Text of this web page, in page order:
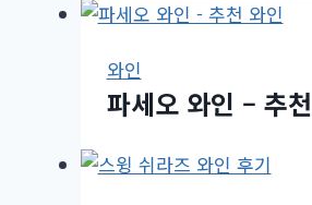
와인
파세오 와인 – 추천